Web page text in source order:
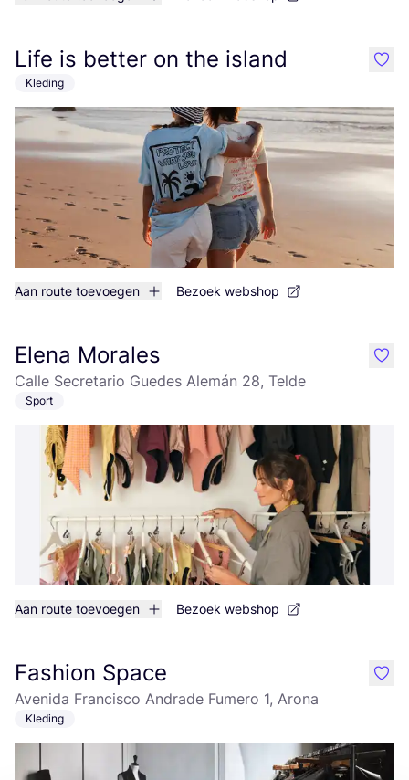
Life is better on the island
Kleding
Aan route toevoegen Bezoek webshop
like
Elena Morales
Calle Secretario Guedes Alemán 28, Telde
Sport
Aan route toevoegen Bezoek webshop
like
Fashion Space
Avenida Francisco Andrade Fumero 1, Arona
Kleding
like